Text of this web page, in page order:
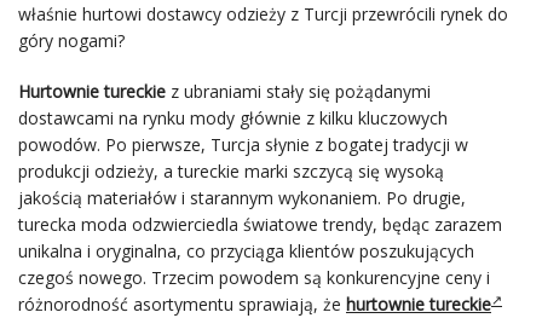
właśnie hurtowi dostawcy odzieży z Turcji przewrócili rynek do
góry nogami?
Hurtownie tureckie z ubraniami stały się pożądanymi
dostawcami na rynku mody głównie z kilku kluczowych
powodów. Po pierwsze, Turcja słynie z bogatej tradycji w
produkcji odzieży, a tureckie marki szczycą się wysoką
jakością materiałów i starannym wykonaniem. Po drugie,
turecka moda odzwierciedla światowe trendy, będąc zarazem
unikalna i oryginalna, co przyciąga klientów poszukujących
czegoś nowego. Trzecim powodem są konkurencyjne ceny i
różnorodność asortymentu sprawiają, że hurtownie tureckie